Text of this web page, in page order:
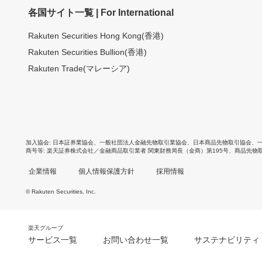
各国サイト一覧 | For International
Rakuten Securities Hong Kong(香港)
Rakuten Securities Bullion(香港)
Rakuten Trade(マレーシア)
加入協会 日本証券業協会 一般社団法人金融先物取引業協会 日本商品先物取引協会
商号等 楽天証券株式会社／金融商品取引業者 関東財務局長（金商）第195号、商品先物
企業情報 個人情報保護方針 採用情報
© Rakuten Securities, Inc.
楽天グループ
サービス一覧 お問い合わせ一覧 サステナビリティ